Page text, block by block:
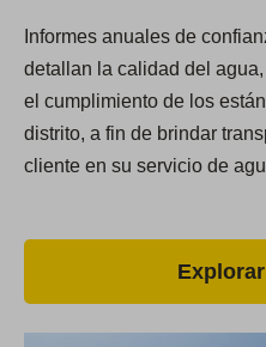
Informes anuales de
detallan la calidad del
el cumplimiento de los
distrito, a fin de brindar
cliente en su servicio de